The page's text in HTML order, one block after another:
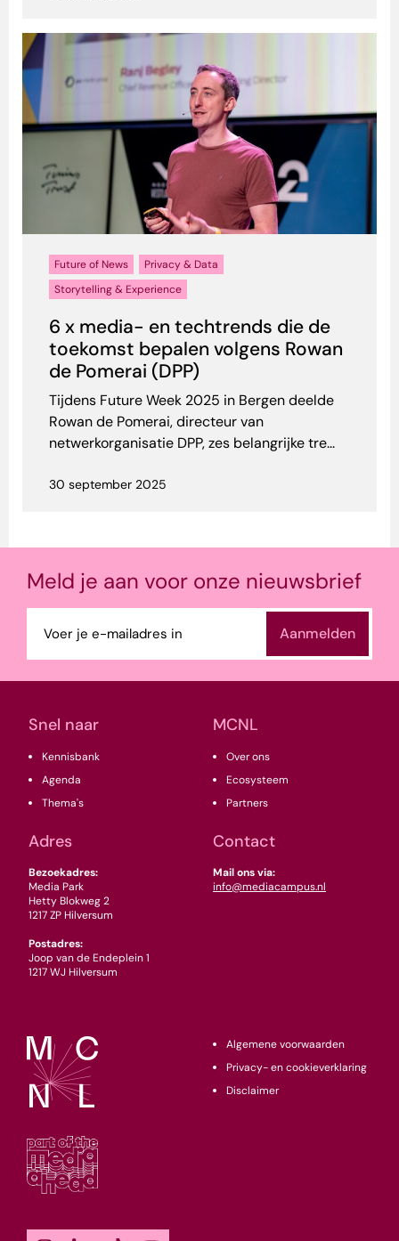
Future of News
Privacy & Data
Storytelling & Experience
6 x media- en techtrends die de
toekomst bepalen volgens Rowan
de Pomerai (DPP)
Tijdens Future Week 2025 in Bergen deelde
Rowan de Pomerai, directeur van
netwerkorganisatie DPP, zes belangrijke tre...
30 september 2025
Snel naar
Kennisbank
Agenda
Thema's
MCNL
Over ons
Ecosysteem
Partners
Adres
Bezoekadres:
Media Park
Hetty Blokweg 2
1217 ZP Hilversum
Postadres:
Joop van de Endeplein 1
1217 WJ Hilversum
Contact
Mail ons via:
info@mediacampus.nl
Meld je aan voor onze nieuwsbrief
mailadres
(Vereist)
Algemene voorwaarden
Privacy- en cookieverklaring
Disclaimer